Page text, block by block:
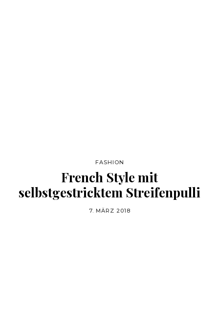
FASHION
French Style mit
selbstgestricktem Streifenpulli
7. MÄRZ 2018